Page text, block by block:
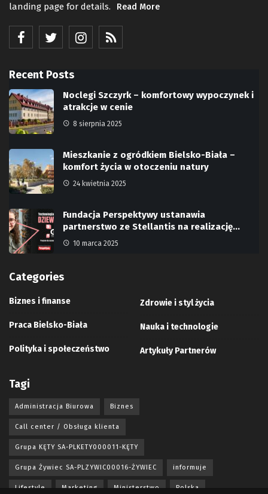
landing page for details.
Read More
Recent Posts
Noclegi Szczyrk – komfortowy wypoczynek i
atrakcje w cenie
8 sierpnia 2025
Mieszkanie z ogródkiem Bielsko-Biała –
komfort życia w otoczeniu natury
24 kwietnia 2025
Fundacja Perspektywy ustanawia
partnerstwo ze Stellantis na realizację…
10 marca 2025
Categories
Biznes i finanse
Praca Bielsko-Biała
Polityka i społeczeństwo
Zdrowie i styl życia
Nauka i technologie
Artykuły Partnerów
Tagi
Administracja Biurowa Biznes
Call center / Obsługa klienta
Grupa KĘTY SA-PLKETY000011-KĘTY
Grupa Żywiec SA-PLZYWIC00016-ŻYWIEC informuje
Lifestyle Marketing Ministerstwo Polska